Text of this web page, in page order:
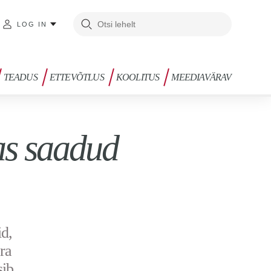
LOG IN
TEADUS ETTEVÕTLUS KOOLITUS MEEDIAVÄRAV
saadud